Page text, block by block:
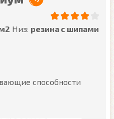
Низ: резина с шипами
способности